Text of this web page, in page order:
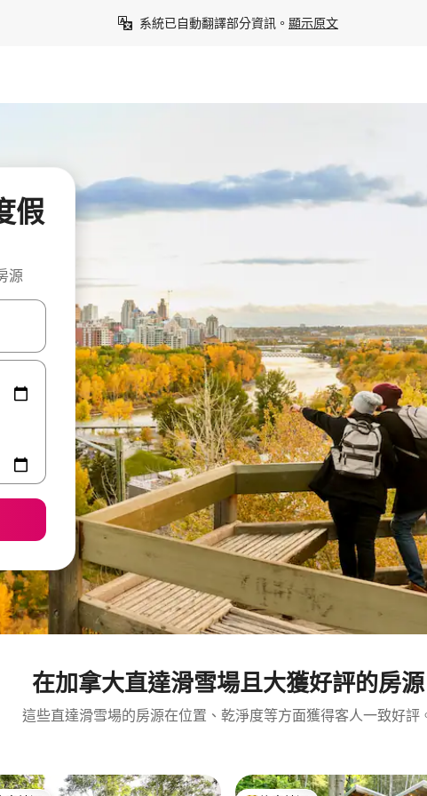
系統已自動翻譯部分資訊。 顯示原文
假
源
輕點、滑動裝置。
在加拿大直達滑雪場且大獲好評的房源
這些直達滑雪場的房源在位置、乾淨度等方面獲得客人一致好評